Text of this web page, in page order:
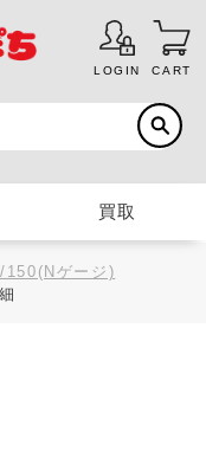
LOGIN CART
買取
150(Nゲージ)